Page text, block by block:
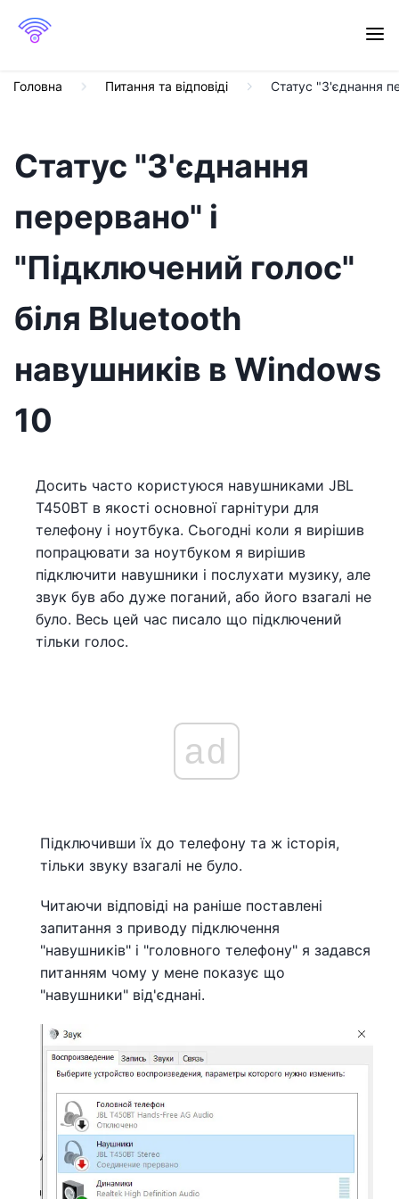
Головна Питання та відповіді Статус "З'єднання
Статус "З'єднання
перервано" і
"Підключений голос"
біля Bluetooth
навушників в Windows
10
Досить часто користуюся навушниками JBL
T450BT в якості основної гарнітури для
телефону і ноутбука. Сьогодні коли я вирішив
попрацювати за ноутбуком я вирішив
підключити навушники і послухати музику, але
звук був або дуже поганий, або його взагалі не
було. Весь цей час писало що підключений
тільки голос.
ad
Підключивши їх до телефону та ж історія,
тільки звуку взагалі не було.
Читаючи відповіді на раніше поставлені
запитання з приводу підключення
"навушників" і "головного телефону" я задався
питанням чому у мене показує що
"навушники" від'єднані.